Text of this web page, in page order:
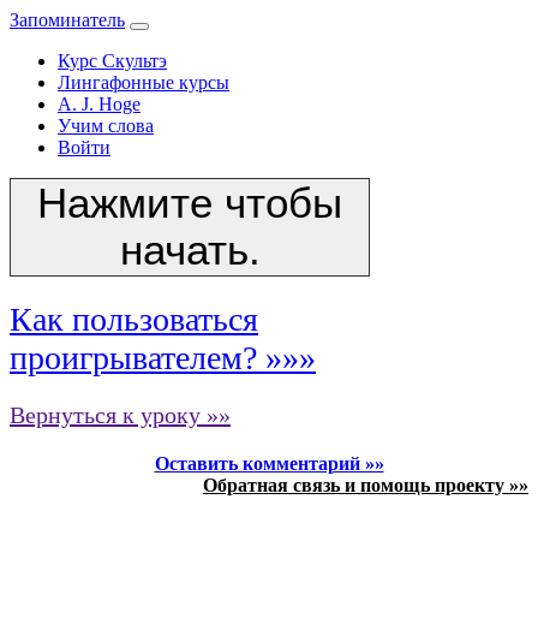
Запоминатель
Курс Скультэ
Лингафонные курсы
A. J. Hoge
Учим слова
Войти
Нажмите чтобы
начать.
Как пользоваться
проигрывателем? »»»
Вернуться к уроку »»
Оставить комментарий »»
Обратная связь и помощь проекту »»